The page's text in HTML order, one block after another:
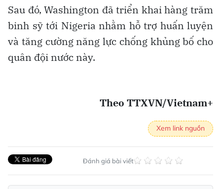
Sau đó, Washington đã triển khai hàng trăm
binh sỹ tới Nigeria nhằm hỗ trợ huấn luyện
và tăng cường năng lực chống khủng bố cho
quân đội nước này.
Theo TTXVN/Vietnam+
Xem link nguồn
Đánh giá bài viết